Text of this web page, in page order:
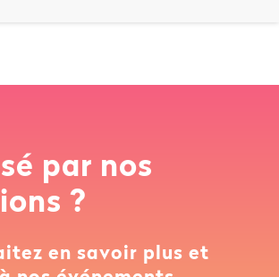
par nos
?
en savoir plus et